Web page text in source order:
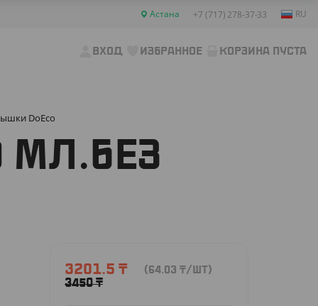
Астана +7 (717) 278-37-33 RU
ВХОД ИЗБРАННОЕ КОРЗИНА ПУСТА
DoEco
МЛ.БЕЗ
3201.5 ₸
3450₸
(64.03 ₸/ШТ)